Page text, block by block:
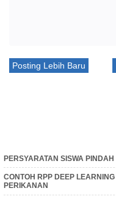
Posting Lebih Baru
PERSYARATAN SISWA
CONTOH RPP DEEP
PERIKANAN